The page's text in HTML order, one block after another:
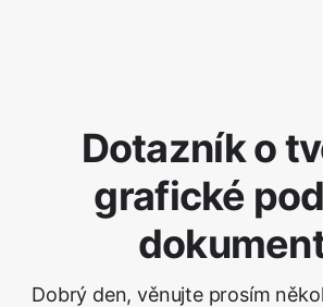
Dotazník o
grafické
Dobrý den, věnujte prosím